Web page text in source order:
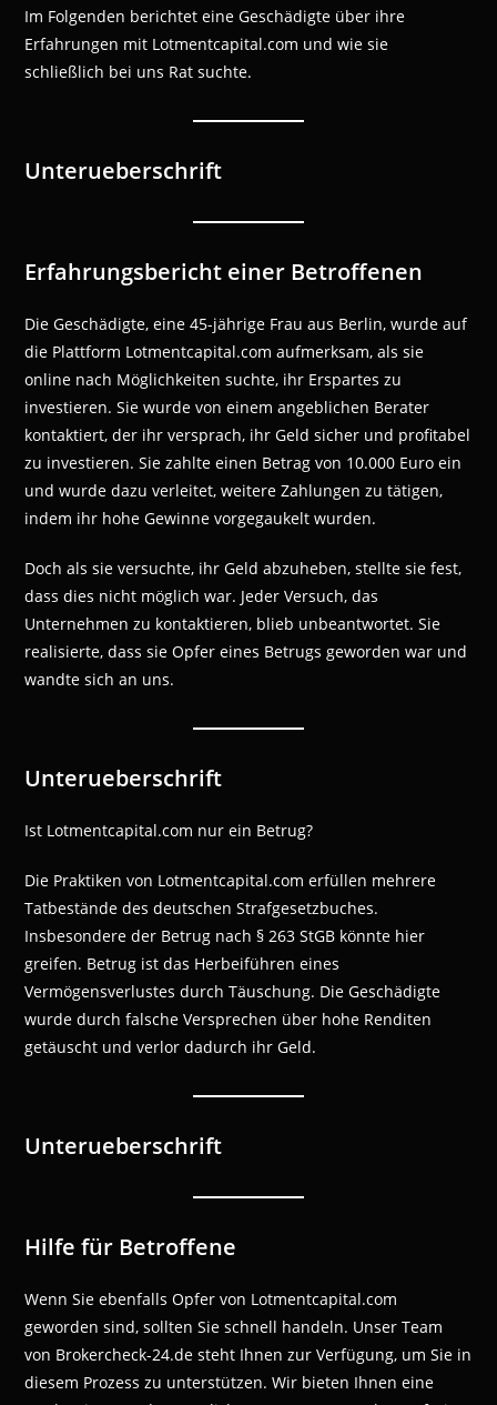
Im Folgenden berichtet eine Geschädigte über ihre
Erfahrungen mit Lotmentcapital.com und wie sie
schließlich bei uns Rat suchte.
Unterueberschrift
Erfahrungsbericht einer Betroffenen
Die Geschädigte, eine 45-jährige Frau aus Berlin, wurde auf
die Plattform Lotmentcapital.com aufmerksam, als sie
online nach Möglichkeiten suchte, ihr Erspartes zu
investieren. Sie wurde von einem angeblichen Berater
kontaktiert, der ihr versprach, ihr Geld sicher und profitabel
zu investieren. Sie zahlte einen Betrag von 10.000 Euro ein
und wurde dazu verleitet, weitere Zahlungen zu tätigen,
indem ihr hohe Gewinne vorgegaukelt wurden.
Doch als sie versuchte, ihr Geld abzuheben, stellte sie fest,
dass dies nicht möglich war. Jeder Versuch, das
Unternehmen zu kontaktieren, blieb unbeantwortet. Sie
realisierte, dass sie Opfer eines Betrugs geworden war und
wandte sich an uns.
Unterueberschrift
Ist Lotmentcapital.com nur ein Betrug?
Die Praktiken von Lotmentcapital.com erfüllen mehrere
Tatbestände des deutschen Strafgesetzbuches.
Insbesondere der Betrug nach § 263 StGB könnte hier
greifen. Betrug ist das Herbeiführen eines
Vermögensverlustes durch Täuschung. Die Geschädigte
wurde durch falsche Versprechen über hohe Renditen
getäuscht und verlor dadurch ihr Geld.
Unterueberschrift
Hilfe für Betroffene
Wenn Sie ebenfalls Opfer von Lotmentcapital.com
geworden sind, sollten Sie schnell handeln. Unser Team
von Brokercheck-24.de steht Ihnen zur Verfügung, um Sie in
diesem Prozess zu unterstützen. Wir bieten Ihnen eine